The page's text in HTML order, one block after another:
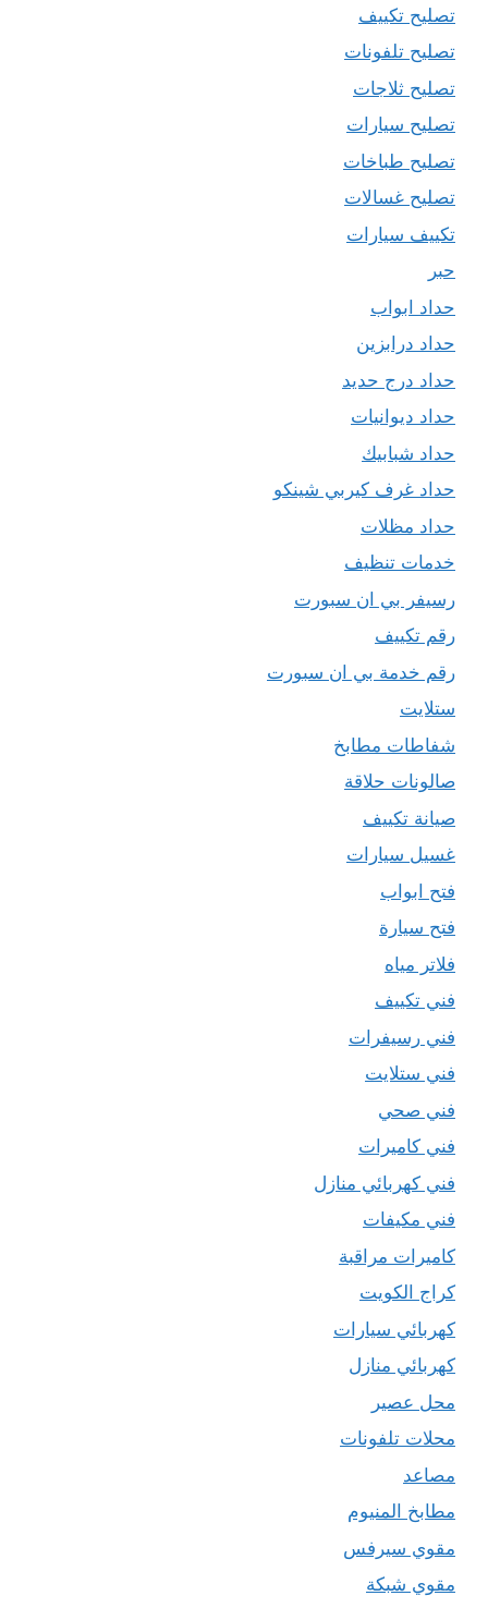
تصليح تكييف
تصليح تلفونات
تصليح ثلاجات
تصليح سيارات
تصليح طباخات
تصليح غسالات
تكييف سيارات
حبر
حداد ابواب
حداد درابزين
حداد درج حديد
حداد ديوانيات
حداد شبابيك
حداد غرف كيربي شينكو
حداد مظلات
خدمات تنظيف
رسيفر بي ان سبورت
رقم تكييف
رقم خدمة بي ان سبورت
ستلايت
شفاطات مطابخ
صالونات حلاقة
صيانة تكييف
غسيل سيارات
فتح ابواب
فتح سيارة
فلاتر مياه
فني تكييف
فني رسيفرات
فني ستلايت
فني صحي
فني كاميرات
فني كهربائي منازل
فني مكيفات
كاميرات مراقبة
كراج الكويت
كهربائي سيارات
كهربائي منازل
محل عصير
محلات تلفونات
مصاعد
مطابخ المنيوم
مقوي سيرفس
مقوي شبكة